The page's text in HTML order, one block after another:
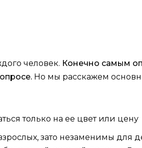
человек. Конечно самым
Но мы расскажем
только на ее цвет или цену
зато незаменимы для